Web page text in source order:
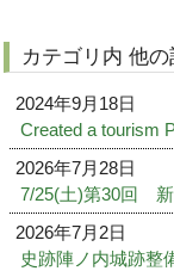
カテゴリ内 他
2024年9月18日
Created a tourism
2026年7月28日
7/25(土)第30回 新
2026年7月2日
史跡陣ノ内城跡整